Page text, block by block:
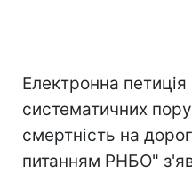
Електронна
систематичних
смертність на
питанням РНБО"